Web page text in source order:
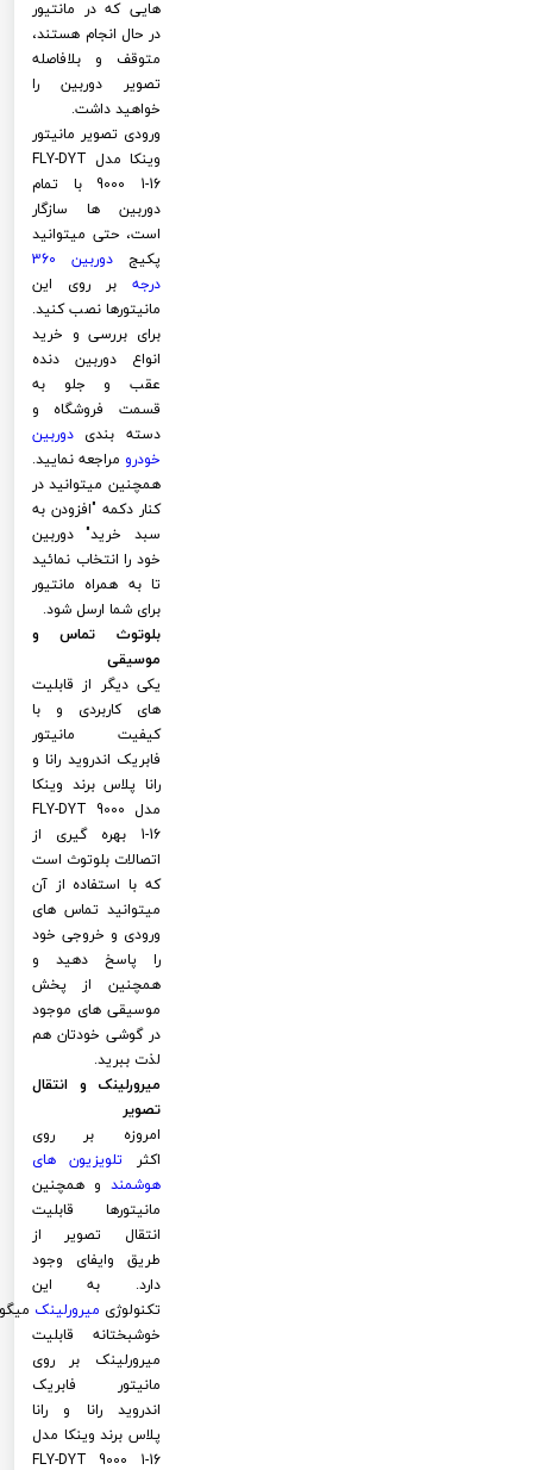
هایی که در مانتیور
در حال انجام هستند،
متوقف و بلافاصله
تصویر دوربین را
خواهید داشت.
ورودی تصویر مانیتور
وینکا مدل FLY-DYT
9000 1-16 با تمام
دوربین ها سازگار
است، حتی میتوانید
پکیج
دوربین 360
درجه بر روی این
مانیتورها نصب کنید.
برای بررسی و خرید
انواع دوربین دنده
عقب و جلو به
قسمت فروشگاه و
دسته بندی دوربین
خودرو مراجعه نمایید.
همچنین میتوانید در
کنار دکمه "افزودن به
سبد خرید" دوربین
خود را انتخاب نمائید
تا به همراه مانتیور
برای شما ارسل شود.
بلوتوث تماس و
موسیقی
یکی دیگر از قابلیت
های کاربردی و با
کیفیت مانیتور
فابریک اندروید رانا و
رانا پلاس برند وینکا
مدل FLY-DYT 9000
1-16 بهره گیری از
اتصالات بلوتوث است
که با استفاده از آن
میتوانید تماس های
ورودی و خروجی خود
را پاسخ دهید و
همچنین از پخش
موسیقی های موجود
در گوشی خودتان هم
لذت ببرید.
میرورلینک و انتقال
تصویر
امروزه بر روی
اکثر تلویزیون های
هوشمند و همچنین
مانیتورها قابلیت
انتقال تصویر از
طریق وایفای وجود
دارد. به این
تکنولوژی میرورلینک
خوشبختانه قابلیت
میرورلینک بر روی
مانیتور فابریک
اندروید رانا و رانا
پلاس برند وینکا مدل
FLY-DYT 9000 1-16